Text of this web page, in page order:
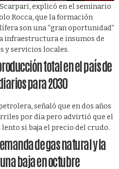
explicó en el seminario
Rocca, que la formación
son una “gran oportunidad”
infraestructura e insumos de
y servicios locales.
total en el país de
para 2030
señaló que en dos años
por día pero advirtió que el
si baja el precio del crudo.
de gas natural y la
baja en octubre